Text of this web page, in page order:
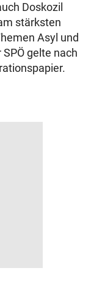
Doskozil
stärksten
Asyl und
gelte nach